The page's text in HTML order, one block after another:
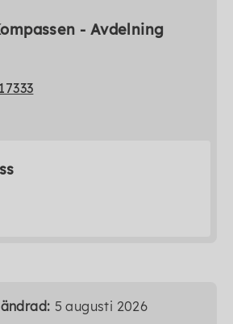
- Avdelning
5 augusti 2026